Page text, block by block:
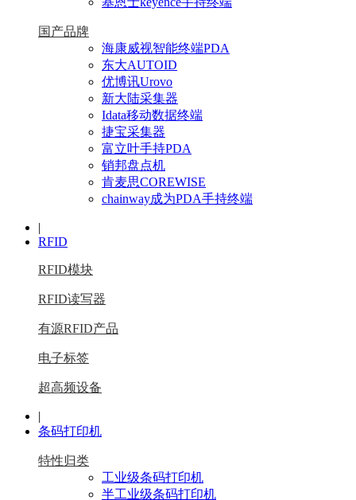
国产品牌
海康威视智能终端PDA
东大AUTOID
优博讯Urovo
新大陆采集器
Idata移动数据终端
捷宝采集器
富立叶手持PDA
销邦盘点机
肯麦思COREWISE
chainway成为PDA手持终端
|
RFID
RFID模块
RFID读写器
有源RFID产品
电子标签
超高频设备
|
条码打印机
特性归类
工业级条码打印机
半工业级条码打印机